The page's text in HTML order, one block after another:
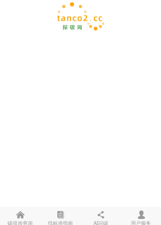
낀
碳排放查询
뀴
找标准指南
끖
AI问碳
넙
用户服务